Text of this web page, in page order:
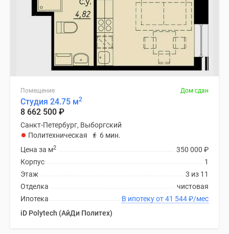
Помещение Дом сдан
Студия 24.75 м2
8 662 500 ₽
Санкт-Петербург, Выборгский
Политехническая
6 мин.
350 000 ₽
Цена за м2
1
Корпус
3 из 11
Этаж
чистовая
Отделка
В ипотеку от 41 544₽/мес
Ипотека
iD Polytech (АйДи Политех)